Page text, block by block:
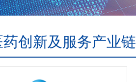
药创新及服务产业链